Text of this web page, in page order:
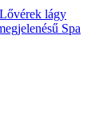
lágy
Spa